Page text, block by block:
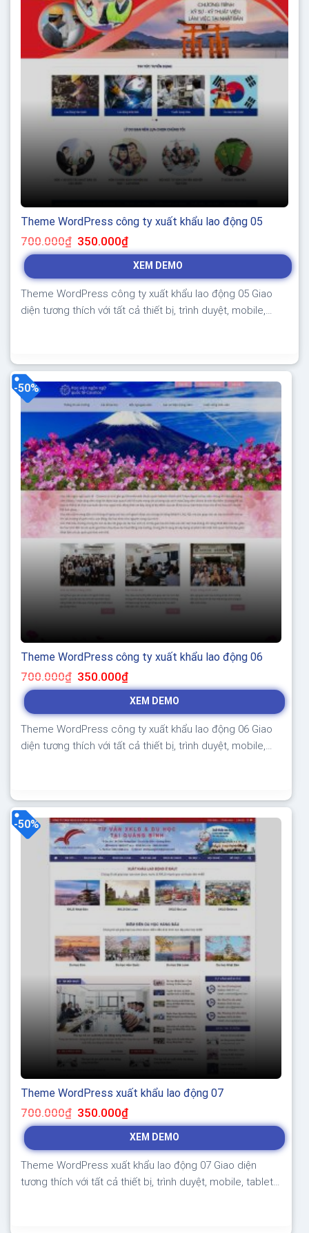
Theme WordPress công ty xuất khẩu lao động 05
700.000₫ Giá
gốc
là:
350.000₫Giá
tại
là:
XEM DEMO
Theme WordPress công ty xuất khẩu lao động 05 Giao
diện tương thích với tất cả thiết bị, trình duyệt, mobile,
hoàn toàn...
-50%
Theme WordPress công ty xuất khẩu lao động 06
700.000₫ Giá
gốc
là:
350.000₫Giá
hiện
tại
là:
XEM DEMO
Theme WordPress công ty xuất khẩu lao động 06 Giao
diện tương thích với tất cả thiết bị, trình duyệt, mobile,
sạch hoàn toàn...
-50%
Theme WordPress xuất khẩu lao động 07
700.000₫ Giá
gốc
là:
350.000₫Giá
tại
là:
XEM DEMO
Theme WordPress xuất khẩu lao động 07 Giao diện
tương thích với tất cả thiết bị, trình duyệt, mobile, tablet,